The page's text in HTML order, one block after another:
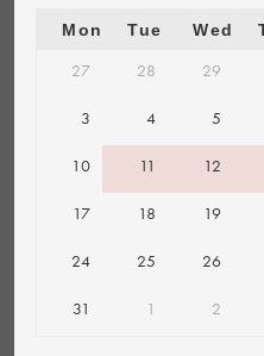
Mon Tue Wed
27 28 29
3 4 5
10 11 12
17 18 19
24 25 26
31 1 2